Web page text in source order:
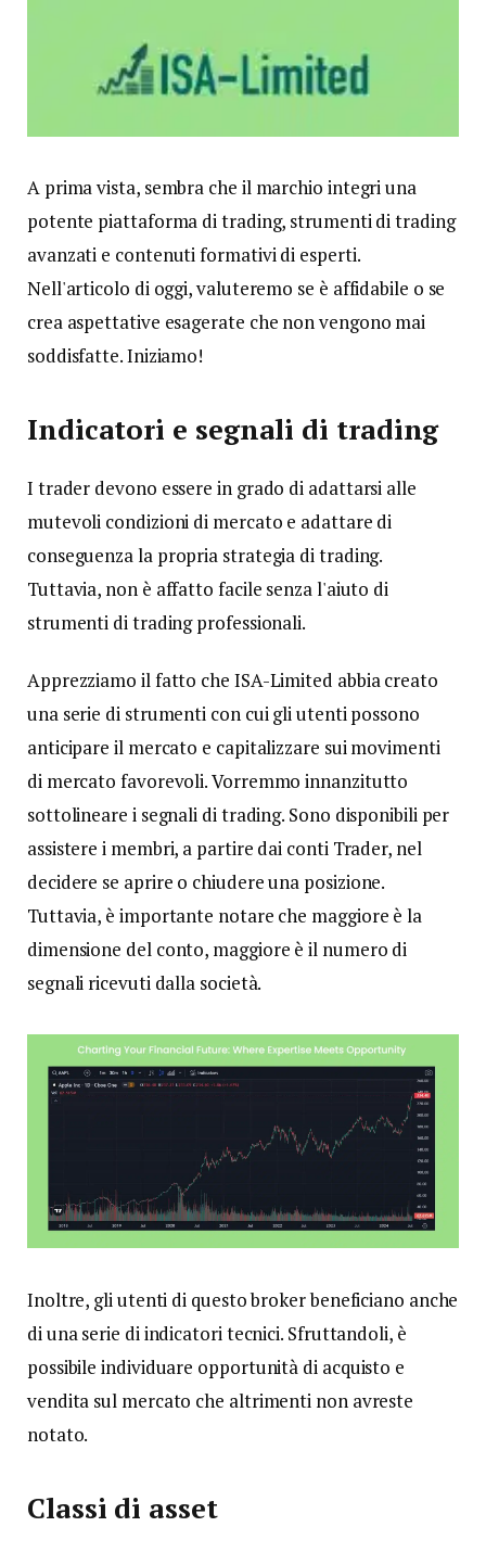
A prima vista, sembra che il marchio integri una
potente piattaforma di trading, strumenti di trading
avanzati e contenuti formativi di esperti.
Nell'articolo di oggi, valuteremo se è affidabile o se
crea aspettative esagerate che non vengono mai
soddisfatte. Iniziamo!
Indicatori e segnali di trading
I trader devono essere in grado di adattarsi alle
mutevoli condizioni di mercato e adattare di
conseguenza la propria strategia di trading.
Tuttavia, non è affatto facile senza l'aiuto di
strumenti di trading professionali.
Apprezziamo il fatto che ISA-Limited abbia creato
una serie di strumenti con cui gli utenti possono
anticipare il mercato e capitalizzare sui movimenti
di mercato favorevoli. Vorremmo innanzitutto
sottolineare i segnali di trading. Sono disponibili per
assistere i membri, a partire dai conti Trader, nel
decidere se aprire o chiudere una posizione.
Tuttavia, è importante notare che maggiore è la
dimensione del conto, maggiore è il numero di
segnali ricevuti dalla società.
Inoltre, gli utenti di questo broker beneficiano anche
di una serie di indicatori tecnici. Sfruttandoli, è
possibile individuare opportunità di acquisto e
vendita sul mercato che altrimenti non avreste
notato.
Classi di asset